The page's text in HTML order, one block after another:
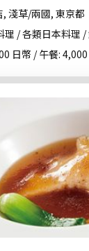
淺草/兩國, 東京都
理 / 各類日本料理
日幣 / 午餐: